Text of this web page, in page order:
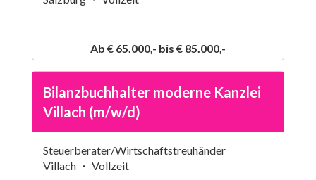
Ab € 65.000,- bis € 85.000,-
Bilanzbuchhalter moderne Kanzlei
Villach (m/w/d)
Steuerberater/Wirtschaftstreuhänder
Villach ・ Vollzeit